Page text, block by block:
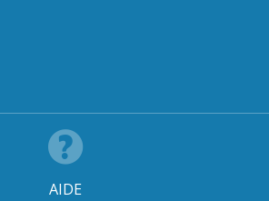
AIDE